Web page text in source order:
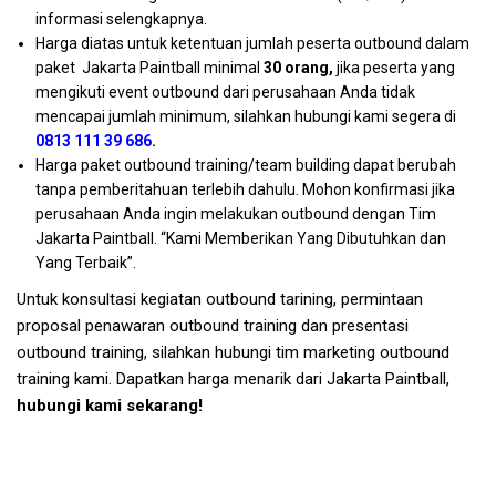
informasi selengkapnya.
Harga diatas untuk ketentuan jumlah peserta outbound dalam
paket Jakarta Paintball minimal 30 orang, jika peserta yang
mengikuti event outbound dari perusahaan Anda tidak
mencapai jumlah minimum, silahkan hubungi kami segera di
0813 111 39 686.
Harga paket outbound training/team building dapat berubah
tanpa pemberitahuan terlebih dahulu. Mohon konfirmasi jika
perusahaan Anda ingin melakukan outbound dengan Tim
Jakarta Paintball. “Kami Memberikan Yang Dibutuhkan dan
Yang Terbaik”.
Untuk konsultasi kegiatan outbound tarining, permintaan
proposal penawaran outbound training dan presentasi
outbound training, silahkan hubungi tim marketing outbound
training kami. Dapatkan harga menarik dari Jakarta Paintball,
hubungi kami sekarang!